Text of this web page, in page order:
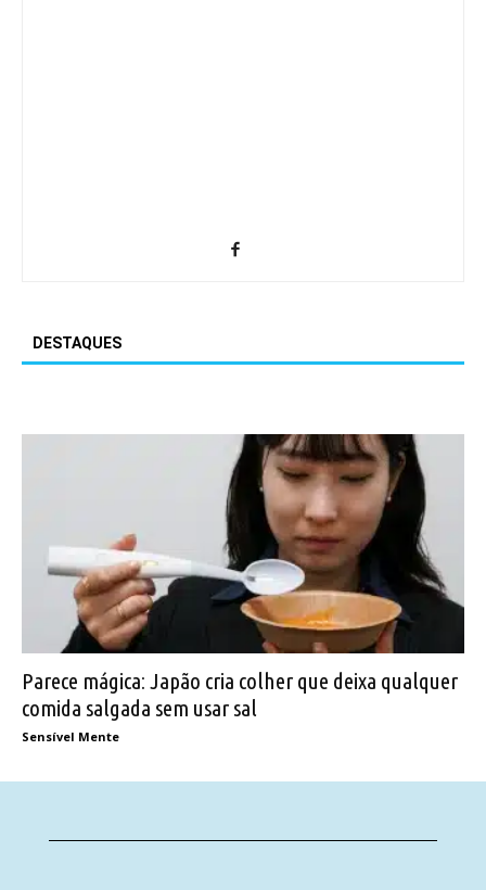
DESTAQUES
Parece mágica: Japão cria colher que deixa qualquer
comida salgada sem usar sal
Sensível Mente